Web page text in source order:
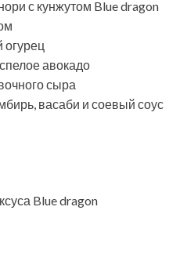
с кунжутом Blue dragon
авокадо
сыра
васаби и соевый соус
Blue dragon